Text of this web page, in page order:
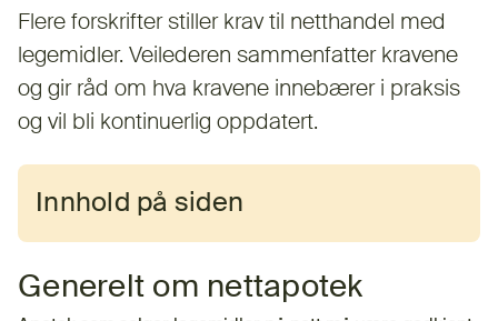
Flere forskrifter stiller krav til netthandel med
legemidler. Veilederen sammenfatter kravene
og gir råd om hva kravene innebærer i praksis
og vil bli kontinuerlig oppdatert.
Innhold på siden
Generelt om nettapotek